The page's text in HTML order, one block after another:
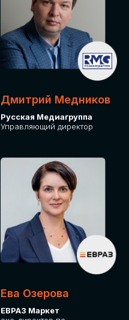
Дмитрий Медников
Русская Медиагруппа
Управляющий директор
Ева Озерова
ЕВРАЗ Маркет